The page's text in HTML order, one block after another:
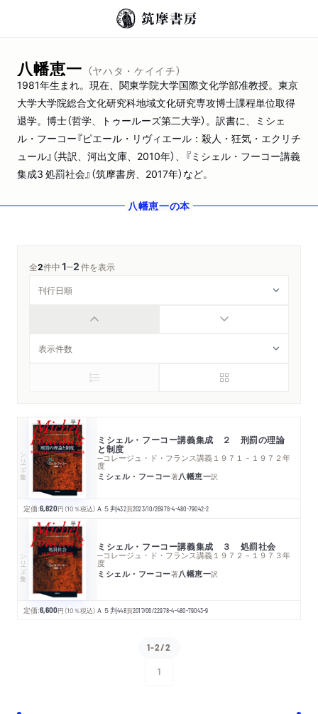
八幡恵一 （ヤハタ・ケイイチ）
1981年生まれ。現在、関東学院大学国際文化学部准教授。東京
大学大学院総合文化研究科地域文化研究専攻博士課程単位取得
退学。博士（哲学、トゥールーズ第二大学）。訳書に、ミシェ
ル・フーコー『ピエール・リヴィエール：殺人・狂気・エクリチ
ュール』（共訳、河出文庫、2010年）、『ミシェル・フーコー講義
集成3 処罰社会』（筑摩書房、2017年）など。
八幡恵一の本
全2件中1─2件を表示
シリーズ・全集
ミシェル・フーコー講義集成 ２ 刑罰の理論
と制度
─コレージュ・ド・フランス講義１９７１－１９７２年
度
ミシェル・フーコー著八幡恵一訳
定価:6,820円 （10％税込） Ａ５判432頁2023/10/26978-4-480-79042-2
シリーズ・全集
ミシェル・フーコー講義集成 ３ 処罰社会
─コレージュ・ド・フランス講義１９７２－１９７３年
度
ミシェル・フーコー著八幡恵一訳
定価:6,600円 （10％税込） Ａ５判448頁2017/06/22978-4-480-79043-9
1-2/2
1